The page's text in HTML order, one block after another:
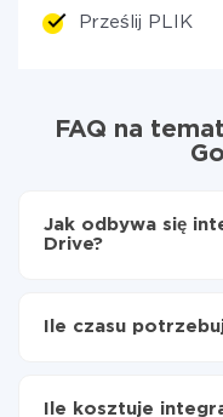
Prześlij PLIK
FAQ na
Jak odbywa się
Drive?
Google Drive
ManyChat do
Ile czasu
Ile kosztuje